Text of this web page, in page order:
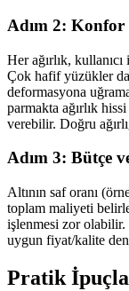
Adım 2: Konfor
Her ağırlık,
Çok hafif yüzükler
deformasyona
parmakta ağırlık
verebilir. Doğru
Adım 3: Bütçe
Altının saf oranı
toplam maliyeti
işlenmesi zor
uygun fiyat/kalite
Pratik